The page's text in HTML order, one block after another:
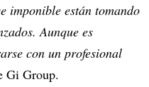
imponible están tomando
Aunque es
con un profesional
Gi Group.